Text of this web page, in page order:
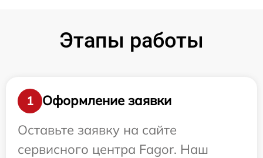
Этапы работы
1
Оформление заявки
Оставьте заявку на сайте
сервисного центра Fagor. Наш